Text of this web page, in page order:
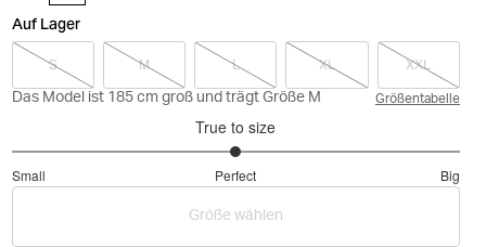
Auf Lager
S M L XL XXL
Das Model ist 185 cm groß und trägt Größe M Größentabelle
True to size
Small Perfect Big
out
Based
Größe wählen